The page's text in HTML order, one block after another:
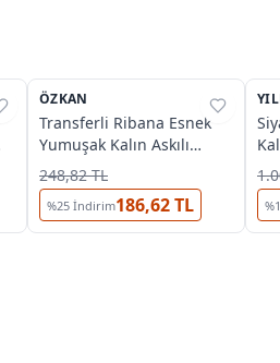
%35
ÖZKAN
Transferli Ribana Esnek
Yumuşak Kalın Askılı
Kadın Atlet Özkan 23493
248,82 TL
%25 İndirim186,62 TL
%
%